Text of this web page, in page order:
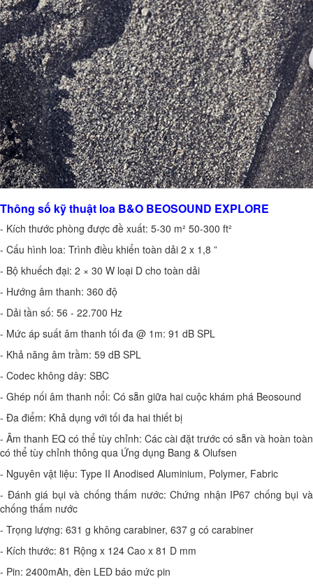
Thông số kỹ thuật loa B&O BEOSOUND EXPLORE
- Kích thước phòng được đề xuất: 5-30 m² 50-300 ft²
- Cấu hình loa: Trình điều khiển toàn dải 2 x 1,8 ”
- Bộ khuếch đại: 2 × 30 W loại D cho toàn dải
- Hướng âm thanh: 360 độ
- Dải tần số: 56 - 22.700 Hz
- Mức áp suất âm thanh tối đa @ 1m: 91 dB SPL
- Khả năng âm trầm: 59 dB SPL
- Codec không dây: SBC
- Ghép nối âm thanh nổi: Có sẵn giữa hai cuộc khám phá Beosound
- Đa điểm: Khả dụng với tối đa hai thiết bị
- Âm thanh EQ có thể tùy chỉnh: Các cài đặt trước có sẵn và hoàn toàn
có thể tùy chỉnh thông qua Ứng dụng Bang & Olufsen
- Nguyên vật liệu: Type II Anodised Aluminium, Polymer, Fabric
- Đánh giá bụi và chống thấm nước: Chứng nhận IP67 chống bụi và
chống thấm nước
- Trọng lượng: 631 g không carabiner, 637 g có carabiner
- Kích thước: 81 Rộng x 124 Cao x 81 D mm
- Pin: 2400mAh, đèn LED báo mức pin